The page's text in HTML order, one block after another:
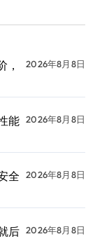
，
2026年8月8日
能 2026年8月8日
全
2026年8月8日
后 2026年8月8日